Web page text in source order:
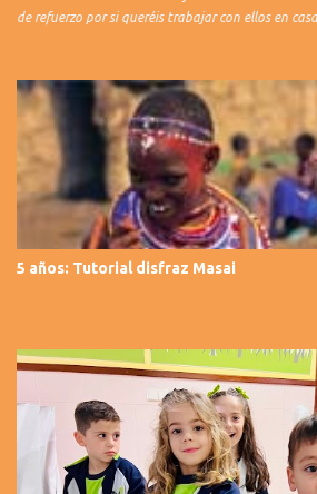
de refuerzo por si queréis trabajar con ellos en
5 años: Tutorial disfraz Masai